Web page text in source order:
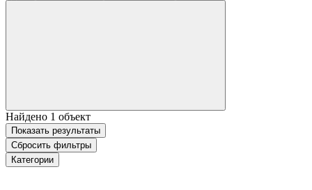
Найдено 1 объект
Показать результаты
Сбросить фильтры
Категории